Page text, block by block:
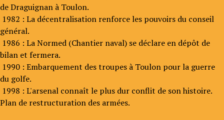
de Draguignan à Toulon.
1982 : La décentralisation renforce les pouvoirs du conseil
général.
1986 : La Normed (Chantier naval) se déclare en dépôt de
bilan et fermera.
1990 : Embarquement des troupes à Toulon pour la guerre
du golfe.
1998 : L'arsenal connaît le plus dur conflit de son histoire.
Plan de restructuration des armées.